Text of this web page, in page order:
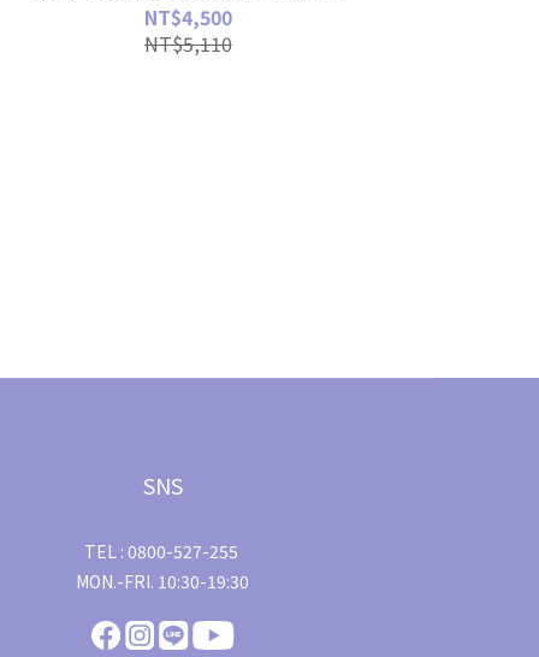
NT$4,500
NT$5,110
SNS
TEL : 0800-527-255
MON.-FRI. 10:30-19:30